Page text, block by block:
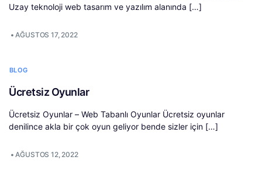
Uzay teknoloji web tasarım ve yazılım alanında […]
•AĞUSTOS 17, 2022
BLOG
Ücretsiz Oyunlar
Ücretsiz Oyunlar – Web Tabanlı Oyunlar Ücretsiz oyunlar
denilince akla bir çok oyun geliyor bende sizler için […]
•AĞUSTOS 12, 2022